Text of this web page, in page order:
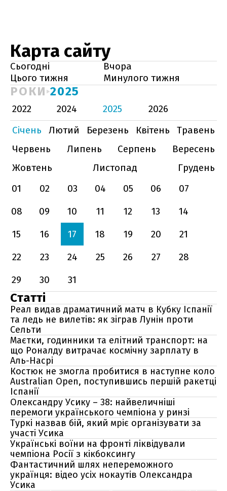
Карта сайту
Сьогодні
Вчора
Цього тижня
Минулого тижня
РОКИ 2025
2022 2024 2025
2026
Січень
Лютий Березень Квітень
Травень
Червень
Липень Серпень
Вересень
Жовтень
Листопад
Грудень
01
02 03 04 05 06
07
08
09 10 11 12 13
14
15
16 17 18 19 20
21
22
23 24 25 26 27
28
29
30 31
Статті
Реал видав драматичний матч в Кубку Іспанії
та ледь не вилетів: як зіграв Лунін проти
Сельти
Маєтки, годинники та елітний транспорт: на
що Роналду витрачає космічну зарплату в
Аль-Насрі
Костюк не змогла пробитися в наступне коло
Australian Open, поступившись першій ракетці
Іспанії
Олександру Усику – 38: найвеличніші
перемоги українського чемпіона у ринзі
Туркі назвав бій, який мріє організувати за
участі Усика
Українські воїни на фронті ліквідували
чемпіона Росії з кікбоксингу
Фантастичний шлях непереможного
українця: відео усіх нокаутів Олександра
Усика